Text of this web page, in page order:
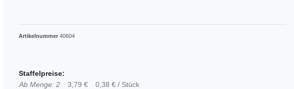
Artikelnummer 40604
Staffelpreise:
Ab Menge: 2
3,79 € 0,38 € / Stück